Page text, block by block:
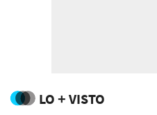
LO + VISTO